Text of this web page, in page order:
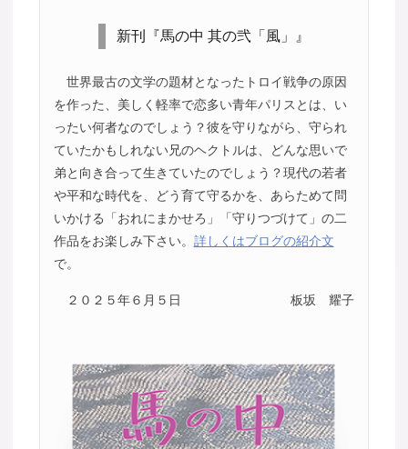
新刊『馬の中 其の弐「風」』
世界最古の文学の題材となったトロイ戦争の原因
を作った、美しく軽率で恋多い青年パリスとは、い
ったい何者なのでしょう？彼を守りながら、守られ
ていたかもしれない兄のヘクトルは、どんな思いで
弟と向き合って生きていたのでしょう？現代の若者
や平和な時代を、どう育て守るかを、あらためて問
いかける「おれにまかせろ」「守りつづけて」の二
作品をお楽しみ下さい。 詳しくはブログの紹介文
で。
２０２５年６月５日 板坂 耀子